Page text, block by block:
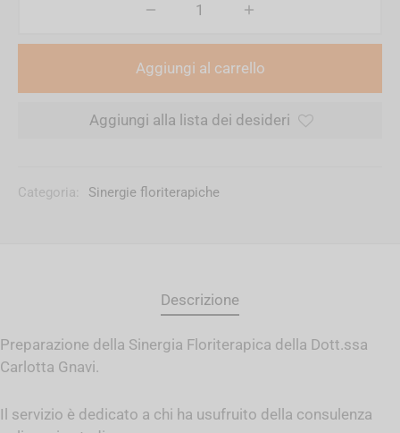
Aggiungi al carrello
Aggiungi alla lista dei desideri
Categoria: Sinergie floriterapiche
Descrizione
Preparazione della Sinergia Floriterapica della Dott.ssa
Carlotta Gnavi.
Il servizio è dedicato a chi ha usufruito della consulenza